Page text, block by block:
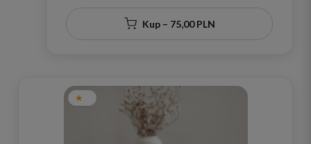
Kup – 75,00 PLN